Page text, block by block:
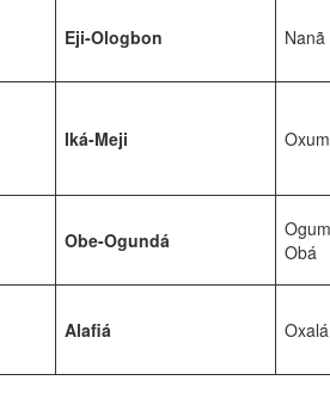
Eji-Ologbon
Iká-Meji
Obe-Ogundá
Obá
Alafiá